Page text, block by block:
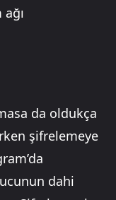
da oldukça
şifrelemeye
dahi